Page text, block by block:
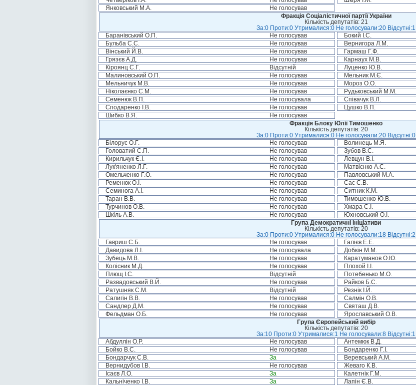
Янковський М.А.
Не голосував
Фракція Соціалістичної партії України
Кількість депутатів: 21
За:0 Проти:0 Утрималися:0 Не голосували:20 Відсутні:1
Баранівський О.П.
Не голосував Бокий І.С.
Бульба С.С.
Не голосував Вернигора Л.М.
Вінський Й.В.
Не голосував Гармаш Г.Ф.
Грязєв А.Д.
Не голосував Карнаух М.В.
Кіроянц С.Г.
Відсутній Луценко Ю.В.
Малиновський О.П.
Не голосував Мельник М.Є.
Мельничук М.В.
Не голосував Мороз О.О.
Ніколаєнко С.М.
Не голосував Рудьковський М.М.
Семенюк В.П.
Не голосувала Співачук В.Л.
Сподаренко І.В.
Не голосував Цушко В.П.
Шибко В.Я.
Не голосував
Фракція Блоку Юлії Тимошенко
Кількість депутатів: 20
За:0 Проти:0 Утрималися:0 Не голосували:20 Відсутні:0
Білорус О.Г.
Не голосував Волинець М.Я.
Головатий С.П.
Не голосував Зубов В.С.
Кирильчук Є.І.
Не голосував Левцун В.І.
Лук'яненко Л.Г.
Не голосував Матвієнко А.С.
Омельченко Г.О.
Не голосував Павловський М.А.
Ременюк О.І.
Не голосував Сас С.В.
Семинога А.І.
Не голосував Ситник К.М.
Таран В.В.
Не голосував Тимошенко Ю.В.
Турчинов О.В.
Не голосував Хмара С.І.
Шкіль А.В.
Не голосував Юхновський О.І.
Група Демократичні ініціативи
Кількість депутатів: 20
За:0 Проти:0 Утрималися:0 Не голосували:18 Відсутні:2
Гавриш С.Б.
Не голосував Галієв Е.Е.
Давидова Л.І.
Не голосувала Добкін М.М.
Зубець М.В.
Не голосував Каратуманов О.Ю.
Колісник М.Д.
Не голосував Плохой І.І.
Плющ І.С.
Відсутній Потебенько М.О.
Развадовський В.Й.
Не голосував Райков Б.С.
Ратушняк С.М.
Відсутній Резнік І.Й.
Салигін В.В.
Не голосував Салмін О.В.
Сандлер Д.М.
Не голосував Святаш Д.В.
Фельдман О.Б.
Не голосував Ярославський О.В.
Група Європейський вибір
Кількість депутатів: 20
За:10 Проти:0 Утрималися:1 Не голосували:8 Відсутні:1
Абдуллін О.Р.
Не голосував Антемюк В.Д.
Бойко В.С.
Не голосував Бондаренко Г.І.
Бондарчук С.В.
За Веревський А.М.
Вернидубов І.В.
Не голосував Жеваго К.В.
Ісаєв Л.О.
За Калетнік Г.М.
Кальніченко І.В.
За Лапін Є.В.